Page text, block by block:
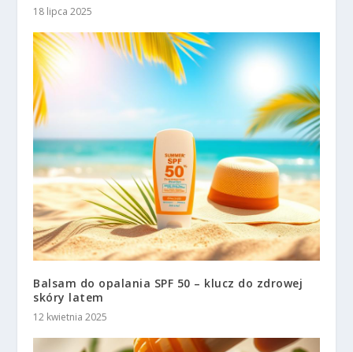
18 lipca 2025
Balsam do opalania SPF 50 – klucz do zdrowej
skóry latem
12 kwietnia 2025